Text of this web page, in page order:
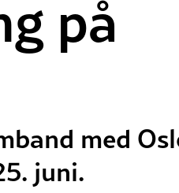
på
med
juni.